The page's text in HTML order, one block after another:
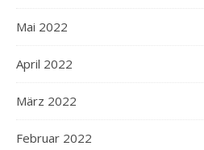
Mai 2022
April 2022
März 2022
Februar 2022